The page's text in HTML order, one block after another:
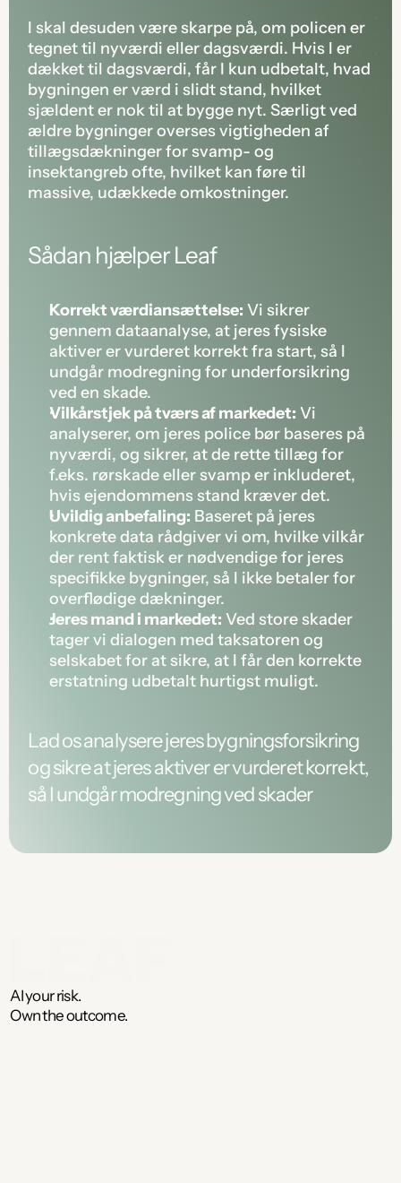
I skal desuden være skarpe på, om policen er
tegnet til nyværdi eller dagsværdi. Hvis I er
dækket til dagsværdi, får I kun udbetalt, hvad
bygningen er værd i slidt stand, hvilket
sjældent er nok til at bygge nyt. Særligt ved
ældre bygninger overses vigtigheden af
tillægsdækninger for svamp- og
insektangreb ofte, hvilket kan føre til
massive, udækkede omkostninger.
Sådan hjælper Leaf
Korrekt værdiansættelse: Vi sikrer
gennem dataanalyse, at jeres fysiske
aktiver er vurderet korrekt fra start, så I
undgår modregning for underforsikring
ved en skade.
Vilkårstjek på tværs af markedet: Vi
analyserer, om jeres police bør baseres på
nyværdi, og sikrer, at de rette tillæg for
f.eks. rørskade eller svamp er inkluderet,
hvis ejendommens stand kræver det.
Uvildig anbefaling: Baseret på jeres
konkrete data rådgiver vi om, hvilke vilkår
der rent faktisk er nødvendige for jeres
specifikke bygninger, så I ikke betaler for
overflødige dækninger.
Jeres mand i markedet: Ved store skader
tager vi dialogen med taksatoren og
selskabet for at sikre, at I får den korrekte
erstatning udbetalt hurtigst muligt.
Lad os analysere jeres bygningsforsikring
og sikre at jeres aktiver er vurderet korrekt,
så I undgår modregning ved skader
AI your risk.
Own the outcome.